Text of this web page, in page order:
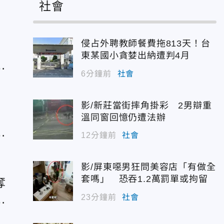
社會
侵占外聘教師餐費拖813天！台
東某國小貪婪出納遭判4月
6分鐘前 社會
影/新莊當街摔角掛彩 2男辯重
溫同窗回憶仍遭法辦
12分鐘前 社會
影/屏東噁男狂問美容店「有做全
套嗎」 恐吞1.2萬罰單或拘留
23分鐘前 社會